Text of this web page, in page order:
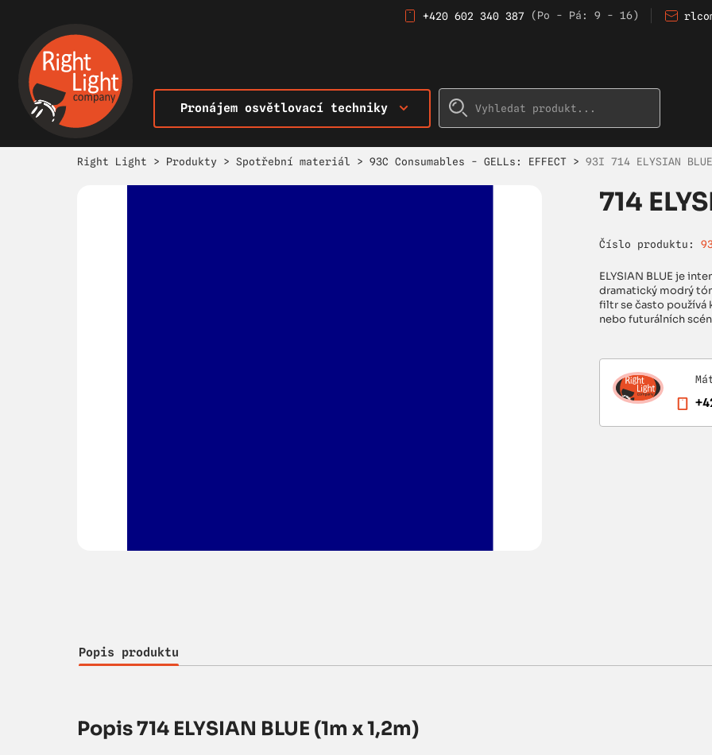
+420 602 340 387 (Po - Pá: 9 - 16)
Pronájem osvětlovací techniky
Right Light > Produkty > Spotřební materiál > 93C Consumables - GELLs: EFFECT > 93I 714 ELYSIAN
714
Číslo produktu:
ELYSIAN BLUE je
dramatický modrý
filtr se často používá
nebo futurálních
Popis produktu
Popis 714 ELYSIAN BLUE (1m x 1,2m)